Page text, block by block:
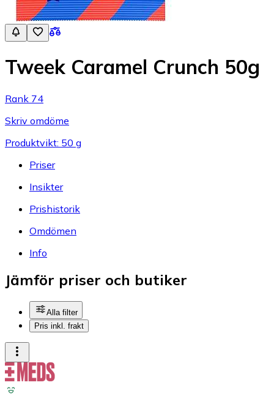
Tweek Caramel Crunch 50g
Rank 74
Skriv omdöme
Produktvikt: 50 g
Priser
Insikter
Prishistorik
Omdömen
Info
Jämför priser och butiker
Alla filter
Pris inkl. frakt